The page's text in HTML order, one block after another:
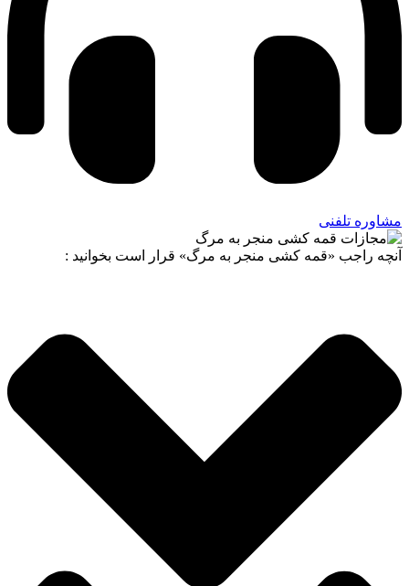
مشاوره تلفنی
آنچه راجب «قمه کشی منجر به مرگ» قرار است بخوانید :